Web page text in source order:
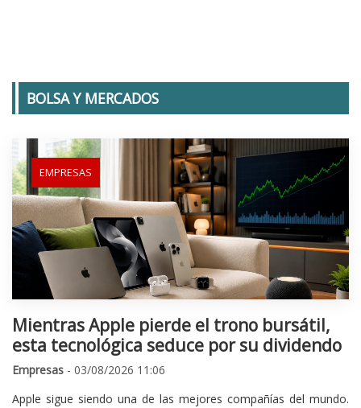
BOLSA Y MERCADOS
EMPRESAS
Mientras Apple pierde el trono bursátil,
esta tecnológica seduce por su dividendo
Empresas - 03/08/2026 11:06
Apple sigue siendo una de las mejores compañías del mundo.